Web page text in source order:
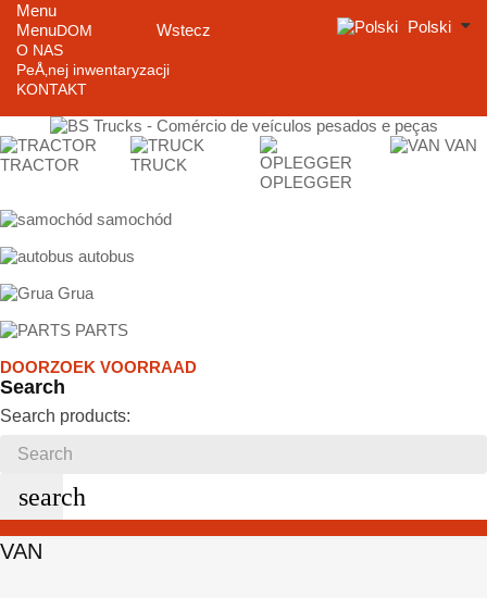
Menu
Menu
Wstecz
DOM
O NAS
PeÅ‚nej inwentaryzacji
KONTAKT
Polski
TRACTOR
TRUCK
OPLEGGER
VAN
samochód
autobus
Grua
PARTS
DOORZOEK VOORRAAD
Search
Search products:
search
VAN